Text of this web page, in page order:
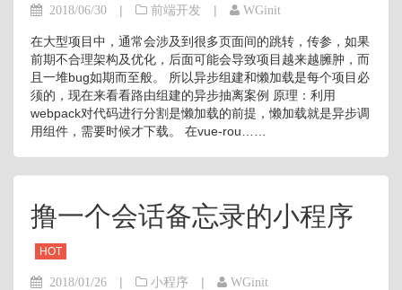
2018/06/30 | 前端开发 | WGinit
在大型项目中，通常会涉及到很多页面间的跳转，传参，如果
前期不合理架构及优化，后面可能会导致项目越来越臃肿，而
且一堆bug如期而至般。 所以异步组建和懒加载是每个项目必
须的，现在来看看路由组建的异步抽离案例 原理：利用
webpack对代码进行分割是懒加载的前提，懒加载就是异步调
用组件，需要时候才下载。 在vue-rou……
撸一个会话备忘录的小程序
HOT
2018/01/26 | 小程序 | WGinit